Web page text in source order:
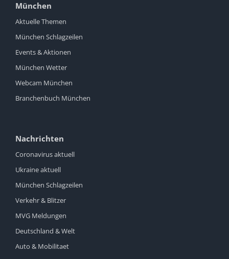
München
Aktuelle Themen
München Schlagzeilen
Events & Aktionen
München Wetter
Webcam München
Branchenbuch München
Nachrichten
Coronavirus aktuell
Ukraine aktuell
München Schlagzeilen
Verkehr & Blitzer
MVG Meldungen
Deutschland & Welt
Auto & Mobilitaet